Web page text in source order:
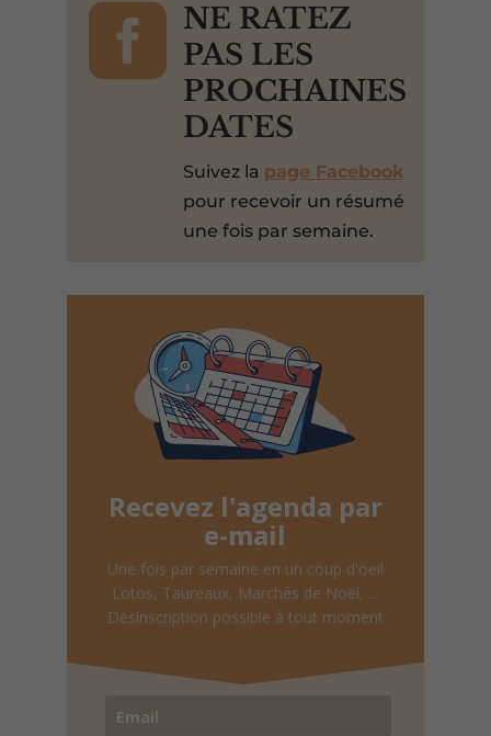

NE RATEZ
PAS LES
PROCHAINES
DATES
Suivez la page Facebook
pour recevoir un résumé
une fois par semaine.
Recevez l'agenda par
e-mail
Une fois par semaine en un coup d'oeil
Lotos, Taureaux, Marchés de Noël, ...
Désinscription possible à tout moment